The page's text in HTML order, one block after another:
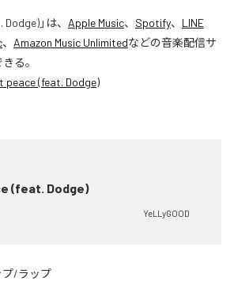
Dodge)」は、 Apple Music、 Spotify、 LINE
、 Amazon Music Unlimitedなどの音楽配信サ
る。
peace (feat. Dodge)
(feat. Dodge)
YeLLyGOOD
プ/ラップ